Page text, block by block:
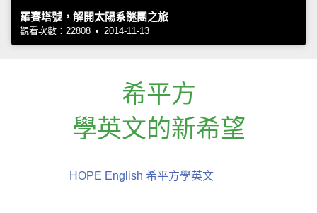
羅賽塔號，解開太陽系謎團之旅
觀看次數：22808 • 2014-11-13
希平方
學英文的新希望
HOPE English 希平方學英文